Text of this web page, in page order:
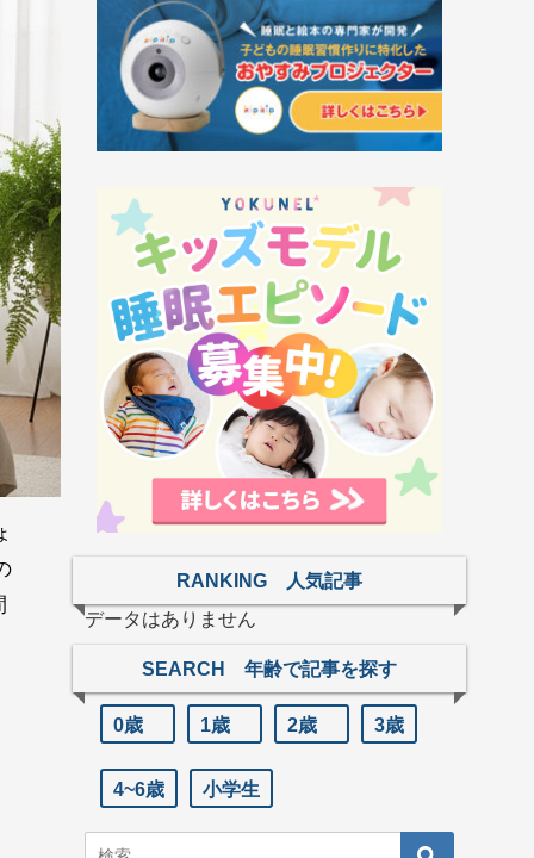
RANKING 人気記事
データはありません
SEARCH 年齢で記事を探す
0歳 1歳 2歳 3歳
4~6歳 小学生